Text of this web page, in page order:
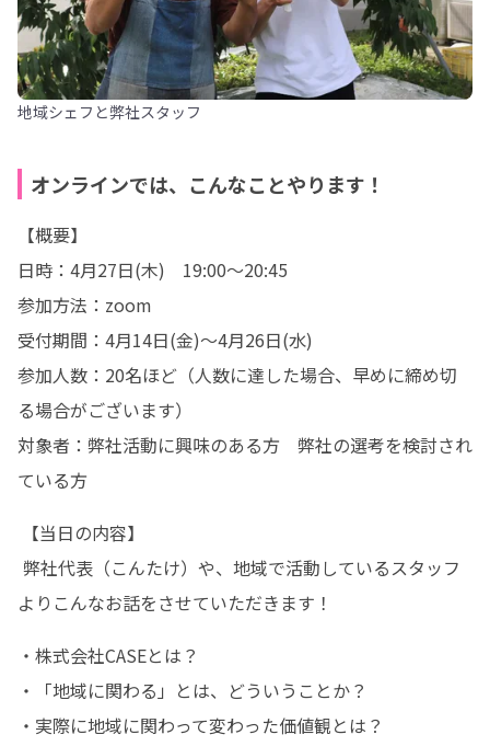
地域シェフと弊社スタッフ
オンラインでは、こんなことやります！
【概要】
日時：4月27日(木)　19:00〜20:45
参加方法：zoom
受付期間：4月14日(金)〜4月26日(水)
参加人数：20名ほど（人数に達した場合、早めに締め切
る場合がございます）
対象者：弊社活動に興味のある方　弊社の選考を検討され
ている方
よりこんなお話をさせていただきます！
・株式会社CASEとは？
・「地域に関わる」とは、どういうことか？
・実際に地域に関わって変わった価値観とは？